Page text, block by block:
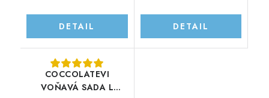
DETAIL DETAIL
COCCOLATEVI
VOŇAVÁ SADA L